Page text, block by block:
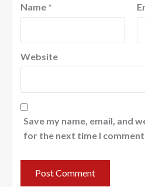
Name *
Website
Save my name, email, and
for the next time I comment.